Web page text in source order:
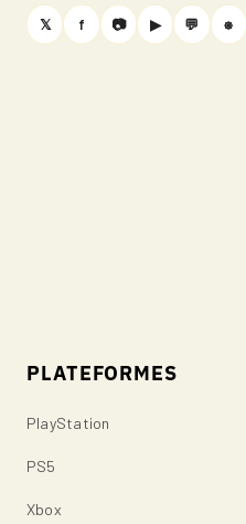
𝕏 f 📷 ▶ 💬 ⎈
PLATEFORMES
PlayStation
PS5
Xbox